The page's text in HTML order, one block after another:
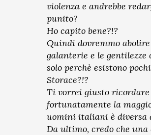
violenza e andrebbe
punito?
Ho capito bene?!?
Quindi dovremmo abolire
galanterie e le gentilezze
solo perchè esistono
Storace?!?
Ti vorrei giusto ricordare
fortunatamente la
uomini italiani è diversa
Da ultimo, credo che una